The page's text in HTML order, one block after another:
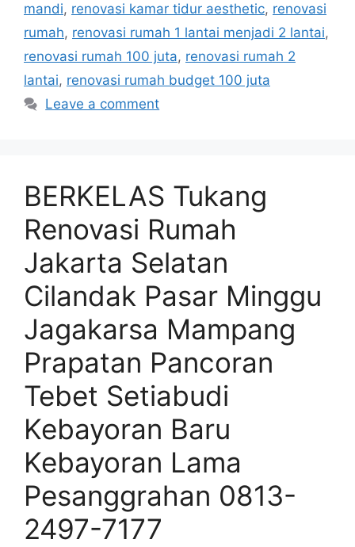
mandi, renovasi kamar tidur aesthetic, renovasi
rumah, renovasi rumah 1 lantai menjadi 2 lantai,
renovasi rumah 100 juta, renovasi rumah 2
lantai, renovasi rumah budget 100 juta
Leave a comment
BERKELAS Tukang
Renovasi Rumah
Jakarta Selatan
Cilandak Pasar Minggu
Jagakarsa Mampang
Prapatan Pancoran
Tebet Setiabudi
Kebayoran Baru
Kebayoran Lama
Pesanggrahan 0813-
2497-7177